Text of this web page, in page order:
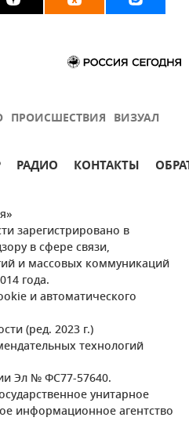
ПРОИСШЕСТВИЯ ВИЗУАЛ
РАДИО КОНТАКТЫ
зарегистрировано в
в сфере связи,
и массовых коммуникаций
года.
и автоматического
(ред. 2023 г.)
технологий
Эл № ФС77-57640.
унитарное
информационное агентство